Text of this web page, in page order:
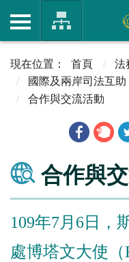
首頁 法
國際及兩岸司法互助
合作與交流活動
合作與
109年7月6日，
處博塔文大使（